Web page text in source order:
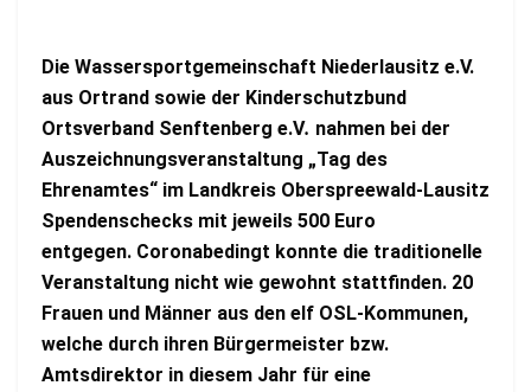
Die Wassersportgemeinschaft Niederlausitz e.V.
aus Ortrand sowie der Kinderschutzbund
Ortsverband Senftenberg e.V. nahmen bei der
Auszeichnungsveranstaltung „Tag des
Ehrenamtes“ im Landkreis Oberspreewald-Lausitz
Spendenschecks mit jeweils 500 Euro
entgegen. Coronabedingt konnte die traditionelle
Veranstaltung nicht wie gewohnt stattfinden. 20
Frauen und Männer aus den elf OSL-Kommunen,
welche durch ihren Bürgermeister bzw.
Amtsdirektor in diesem Jahr für eine